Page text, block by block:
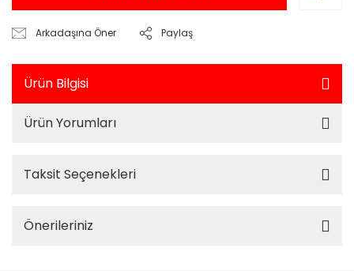
Arkadaşına Öner Paylaş
Ürün Bilgisi
Ürün Yorumları
Taksit Seçenekleri
Önerileriniz